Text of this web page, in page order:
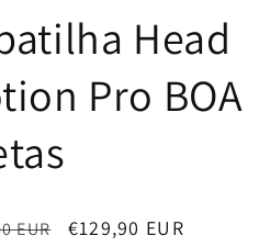
Head
Pro BOA
EUR
Preço
€129,90 EUR